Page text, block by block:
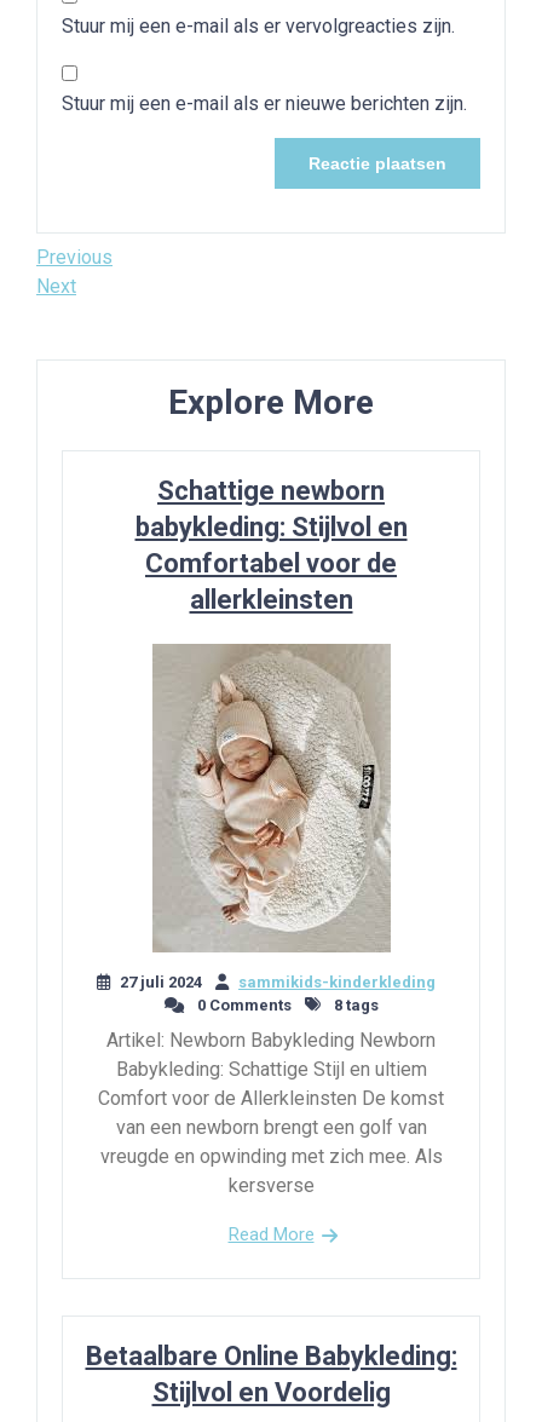
Stuur mij een e-mail als er vervolgreacties zijn.
Stuur mij een e-mail als er nieuwe berichten zijn.
Bericht
navigatie
Previous
Post
Previous
Next
Next
Explore More
Schattige newborn
babykleding: Stijlvol en
Comfortabel voor de
allerkleinsten
27 juli 2024
sammikids-kinderkleding
0 Comments
8 tags
Artikel: Newborn Babykleding Newborn
Babykleding: Schattige Stijl en ultiem
Comfort voor de Allerkleinsten De komst
van een newborn brengt een golf van
vreugde en opwinding met zich mee. Als
kersverse
Read More
Betaalbare Online Babykleding:
Stijlvol en Voordelig